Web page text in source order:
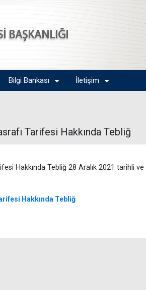
BAŞKANLIĞI
Bilgi Bankası İletişim
Tarifesi Hakkında Tebliğ
Hakkında Tebliğ 28 Aralık 2021 tarihli ve
Hakkında Tebliğ